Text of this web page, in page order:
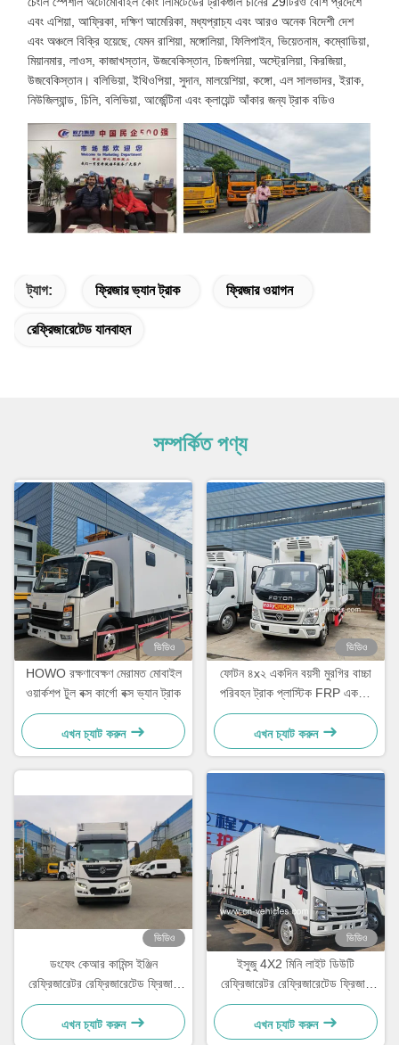
এবং এশিয়া, আফ্রিকা, দক্ষিণ আমেরিকা, মধ্যপ্রাচ্য এবং আরও অনেক বিদেশী দেশ
এবং অঞ্চলে বিক্রি হয়েছে, যেমন রাশিয়া, মঙ্গোলিয়া, ফিলিপাইন, ভিয়েতনাম, কম্বোডিয়া,
মিয়ানমার, লাওস, কাজাখস্তান, উজবেকিস্তান, চিজগনিয়া, অস্ট্রেলিয়া, কিরজিয়া,
উজবেকিস্তান। বলিভিয়া, ইথিওপিয়া, সুদান, মালয়েশিয়া, কঙ্গো, এল সালভাদর, ইরাক,
নিউজিল্যান্ড, চিলি, বলিভিয়া, আর্জেন্টিনা এবং ক্লায়েন্ট আঁকার জন্য ট্রাক বডিও
ট্যাগ: ফ্রিজার ভ্যান ট্রাক ফ্রিজার ওয়াগন
রেফ্রিজারেটেড যানবাহন
সম্পর্কিত পণ্য
ভিডিও
HOWO রক্ষণাবেক্ষণ মেরামত মোবাইল
ওয়ার্কশপ টুল বক্স কার্গো বক্স ভ্যান ট্রাক
এখন চ্যাট করুন
ভিডিও
ফোটন ৪x২ একদিন বয়সী মুরগির বাচ্চা
পরিবহন ট্রাক প্লাস্টিক FRP একদিন
বয়সী মুরগির বাচ্চা ট্রাক
এখন চ্যাট করুন
ভিডিও
ডংফেং কেআর কামিন্স ইঞ্জিন
রেফ্রিজারেটর রেফ্রিজারেটেড ফ্রিজার
ভ্যান ট্রাক
এখন চ্যাট করুন
ভিডিও
ইসুজু 4X2 মিনি লাইট ডিউটি
রেফ্রিজারেটর রেফ্রিজারেটেড ফ্রিজার
ট্রাক
এখন চ্যাট করুন